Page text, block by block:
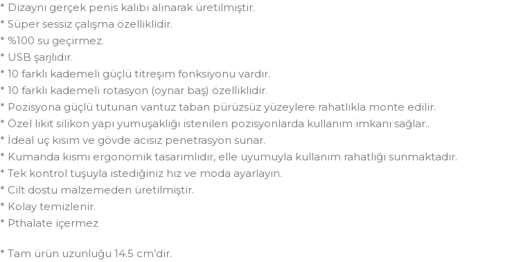
* Dizaynı gerçek penis kalıbı alınarak üretilmiştir.
* Süper sessiz çalışma özelliklidir.
* %100 su geçirmez.
* USB şarjlıdır.
* 10 farklı kademeli güçlü titreşim fonksiyonu vardır.
* 10 farklı kademeli rotasyon (oynar baş) özelliklidir.
* Pozisyona güçlü tutunan vantuz taban pürüzsüz yüzeylere rahatlıkla monte edilir.
* Özel likit silikon yapı yumuşaklığı istenilen pozisyonlarda kullanım imkanı sağlar..
* İdeal uç kısım ve gövde acısız penetrasyon sunar.
* Kumanda kısmı ergonomik tasarımlıdır, elle uyumuyla kullanım rahatlığı sunmaktadır.
* Tek kontrol tuşuyla istediğiniz hız ve moda ayarlayın.
* Cilt dostu malzemeden üretilmiştir.
* Kolay temizlenir.
* Pthalate içermez
* Tam ürün uzunluğu 14.5 cm’dir.